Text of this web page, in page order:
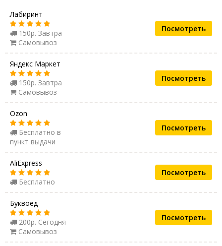
Лабиринт
150р. Завтра
Самовывоз
Посмотреть
Яндекс Маркет
150р. Завтра
Самовывоз
Посмотреть
Ozon
Бесплатно в
пункт выдачи
Посмотреть
AliExpress
Бесплатно
Посмотреть
Буквоед
200р. Сегодня
Самовывоз
Посмотреть